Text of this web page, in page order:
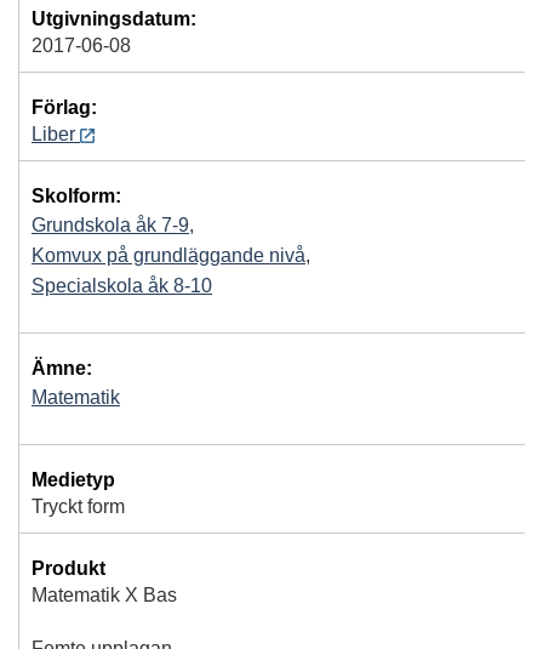
Utgivningsdatum:
2017-06-08
Förlag:
Liber
Skolform:
Grundskola åk 7-9,
Komvux på grundläggande nivå,
Specialskola åk 8-10
Ämne:
Matematik
Medietyp
Tryckt form
Produkt
Matematik X Bas